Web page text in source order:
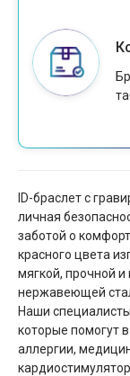
ID-браслет с
личная
заботой о
красного цвета
мягкой, прочной и
нержавеющей
Наши
которые помогут
аллергии,